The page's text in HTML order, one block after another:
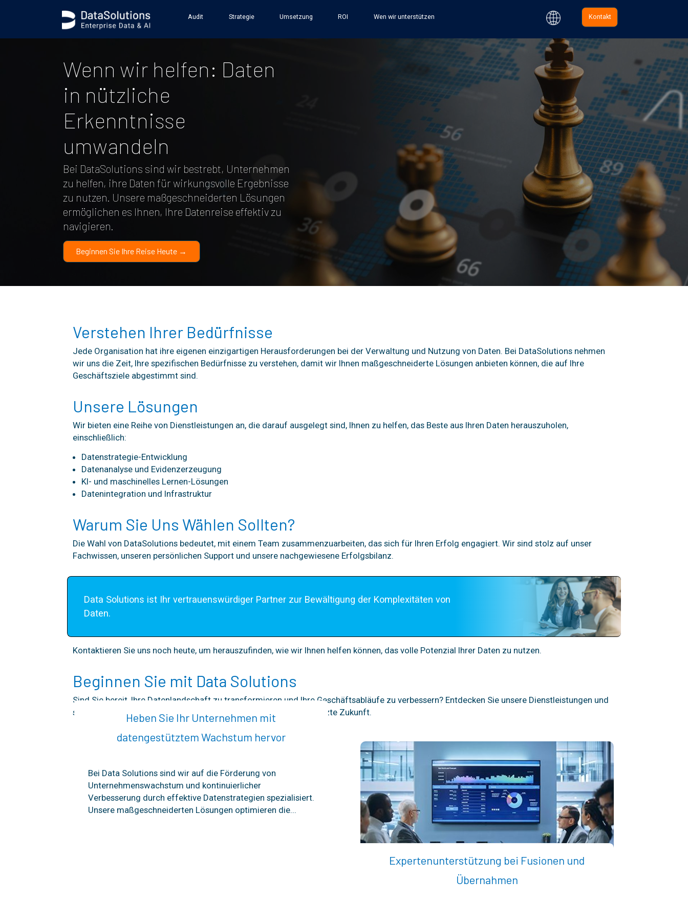
body { background-image: url('https://s3.datasolutions.com/ellipse.png'); background-position: bottom -90vh right -50vw; background-repeat: no-repeat; background-size: cover; }
Audit Strategie Umsetzung ROI Wen wir unterstützen Kontakt
Wenn wir helfen: Daten
in nützliche
Erkenntnisse
umwandeln
Bei DataSolutions sind wir bestrebt, Unternehmen
zu helfen, ihre Daten für wirkungsvolle Ergebnisse
zu nutzen. Unsere maßgeschneiderten Lösungen
ermöglichen es Ihnen, Ihre Datenreise effektiv zu
navigieren.
Beginnen Sie Ihre Reise Heute →
Verstehen Ihrer Bedürfnisse
Jede Organisation hat ihre eigenen einzigartigen Herausforderungen bei der Verwaltung und Nutzung von Daten. Bei DataSolutions nehmen
wir uns die Zeit, Ihre spezifischen Bedürfnisse zu verstehen, damit wir Ihnen maßgeschneiderte Lösungen anbieten können, die auf Ihre
Geschäftsziele abgestimmt sind.
Unsere Lösungen
Wir bieten eine Reihe von Dienstleistungen an, die darauf ausgelegt sind, Ihnen zu helfen, das Beste aus Ihren Daten herauszuholen,
einschließlich:
Datenstrategie-Entwicklung
Datenanalyse und Evidenzerzeugung
KI- und maschinelles Lernen-Lösungen
Datenintegration und Infrastruktur
Warum Sie Uns Wählen Sollten?
Die Wahl von DataSolutions bedeutet, mit einem Team zusammenzuarbeiten, das sich für Ihren Erfolg engagiert. Wir sind stolz auf unser
Fachwissen, unseren persönlichen Support und unsere nachgewiesene Erfolgsbilanz.
Data Solutions ist Ihr vertrauenswürdiger Partner zur Bewältigung der Komplexitäten von
Daten.
Kontaktieren Sie uns noch heute, um herauszufinden, wie wir Ihnen helfen können, das volle Potenzial Ihrer Daten zu nutzen.
Beginnen Sie mit Data Solutions
Sind Sie bereit, Ihre Datenlandschaft zu transformieren und Ihre Geschäftsabläufe zu verbessern? Entdecken Sie unsere Dienstleistungen und
sehen Sie, wie wir zusammenarbeiten können für eine datengestützte Zukunft.
Heben Sie Ihr Unternehmen mit
datengestütztem Wachstum hervor
Bei Data Solutions sind wir auf die Förderung von
Unternehmenswachstum und kontinuierlicher
Verbesserung durch effektive Datenstrategien spezialisiert.
Unsere maßgeschneiderten Lösungen optimieren die...
Expertenunterstützung bei Fusionen und
Übernahmen